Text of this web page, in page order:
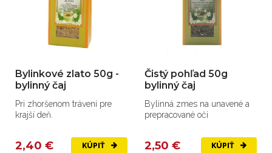
Bylinkové zlato 50g -
bylinný čaj
Pri zhoršenom trávení pre
krajší deň.
2,40 € KÚPIŤ
Čistý pohľad 50g
bylinný čaj
Bylinná zmes na unavené a
prepracované oči
2,50 € KÚPIŤ